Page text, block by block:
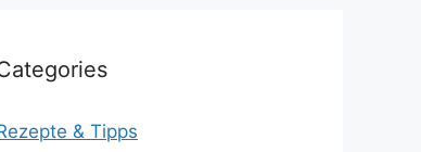
& Tipps